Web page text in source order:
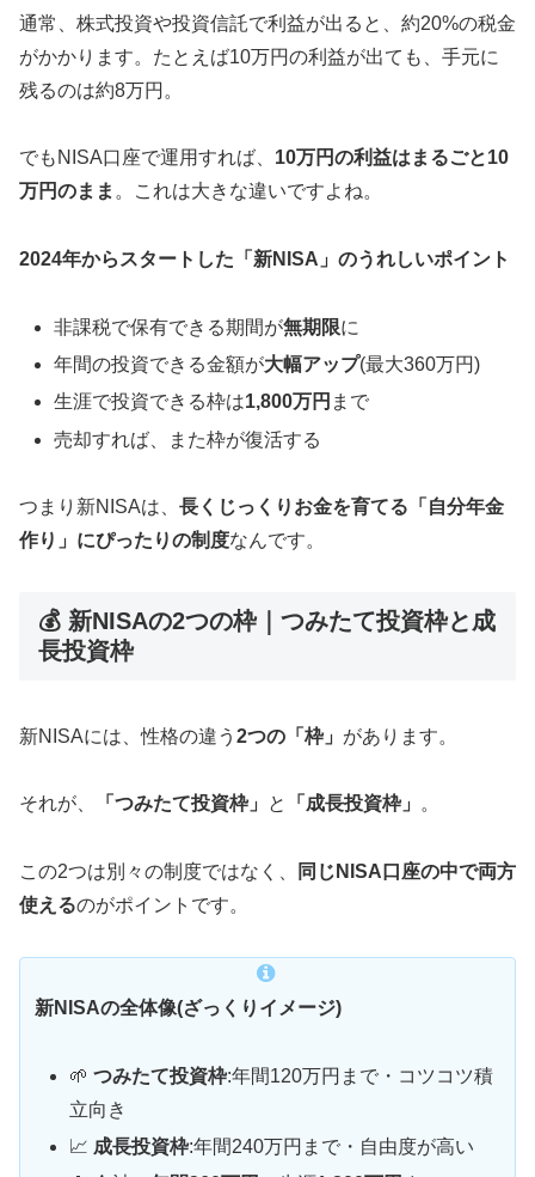
通常、株式投資や投資信託で利益が出ると、約20%の税金
がかかります。たとえば10万円の利益が出ても、手元に
残るのは約8万円。
でもNISA口座で運用すれば、 10万円の利益はまるごと10
万円のまま 。これは大きな違いですよね。
2024年からスタートした「新NISA」のうれしいポイント
非課税で保有できる期間が無期限に
年間の投資できる金額が大幅アップ(最大360万円)
生涯で投資できる枠は1,800万円 まで
売却すれば、また枠が復活する
つまり新NISAは、 長くじっくりお金を育てる「自分年金
作り」にぴったりの制度なんです。
💰 新NISAの2つの枠｜つみたて投資枠と成
長投資枠
新NISAには、性格の違う 2つの「枠」 があります。
それが、 「つみたて投資枠」 と 「成長投資枠」 。
この2つは別々の制度ではなく、
同じNISA口座の中で両方
使えるのがポイントです。
新NISAの全体像(ざっくりイメージ)
🌱つみたて投資枠:年間120万円まで・コツコツ積
立向き
📈 成長投資枠:年間240万円まで・自由度が高い